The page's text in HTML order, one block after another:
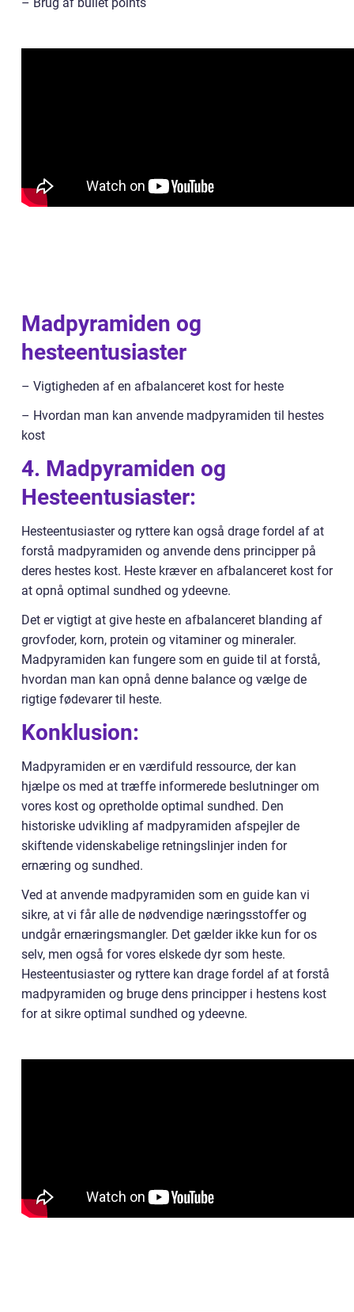
– Brug af bullet points
Madpyramiden og
hesteentusiaster
– Vigtigheden af en afbalanceret kost for heste
– Hvordan man kan anvende madpyramiden til hestes
kost
4. Madpyramiden og
Hesteentusiaster:
Hesteentusiaster og ryttere kan også drage fordel af at
forstå madpyramiden og anvende dens principper på
deres hestes kost. Heste kræver en afbalanceret kost for
at opnå optimal sundhed og ydeevne.
Det er vigtigt at give heste en afbalanceret blanding af
grovfoder, korn, protein og vitaminer og mineraler.
Madpyramiden kan fungere som en guide til at forstå,
hvordan man kan opnå denne balance og vælge de
rigtige fødevarer til heste.
Konklusion:
Madpyramiden er en værdifuld ressource, der kan
hjælpe os med at træffe informerede beslutninger om
vores kost og opretholde optimal sundhed. Den
historiske udvikling af madpyramiden afspejler de
skiftende videnskabelige retningslinjer inden for
ernæring og sundhed.
Ved at anvende madpyramiden som en guide kan vi
sikre, at vi får alle de nødvendige næringsstoffer og
undgår ernæringsmangler. Det gælder ikke kun for os
selv, men også for vores elskede dyr som heste.
Hesteentusiaster og ryttere kan drage fordel af at forstå
madpyramiden og bruge dens principper i hestens kost
for at sikre optimal sundhed og ydeevne.